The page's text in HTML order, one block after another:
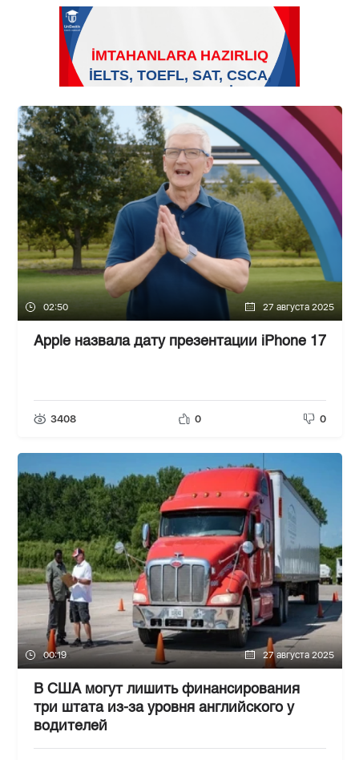
02:50 27 августа 2025
Apple назвала дату презентации iPhone 17
3408 0 0
00:19 27 августа 2025
В США могут лишить финансирования
три штата из-за уровня английского у
водителей